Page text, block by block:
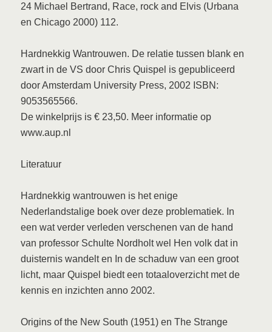
24 Michael Bertrand, Race, rock and Elvis (Urbana
en Chicago 2000) 112.
Hardnekkig Wantrouwen. De relatie tussen blank en
zwart in de VS door Chris Quispel is gepubliceerd
door Amsterdam University Press, 2002 ISBN:
9053565566.
De winkelprijs is € 23,50. Meer informatie op
www.aup.nl
Literatuur
Hardnekkig wantrouwen is het enige
Nederlandstalige boek over deze problematiek. In
een wat verder verleden verschenen van de hand
van professor Schulte Nordholt wel Hen volk dat in
duisternis wandelt en In de schaduw van een groot
licht, maar Quispel biedt een totaaloverzicht met de
kennis en inzichten anno 2002.
Origins of the New South (1951) en The Strange